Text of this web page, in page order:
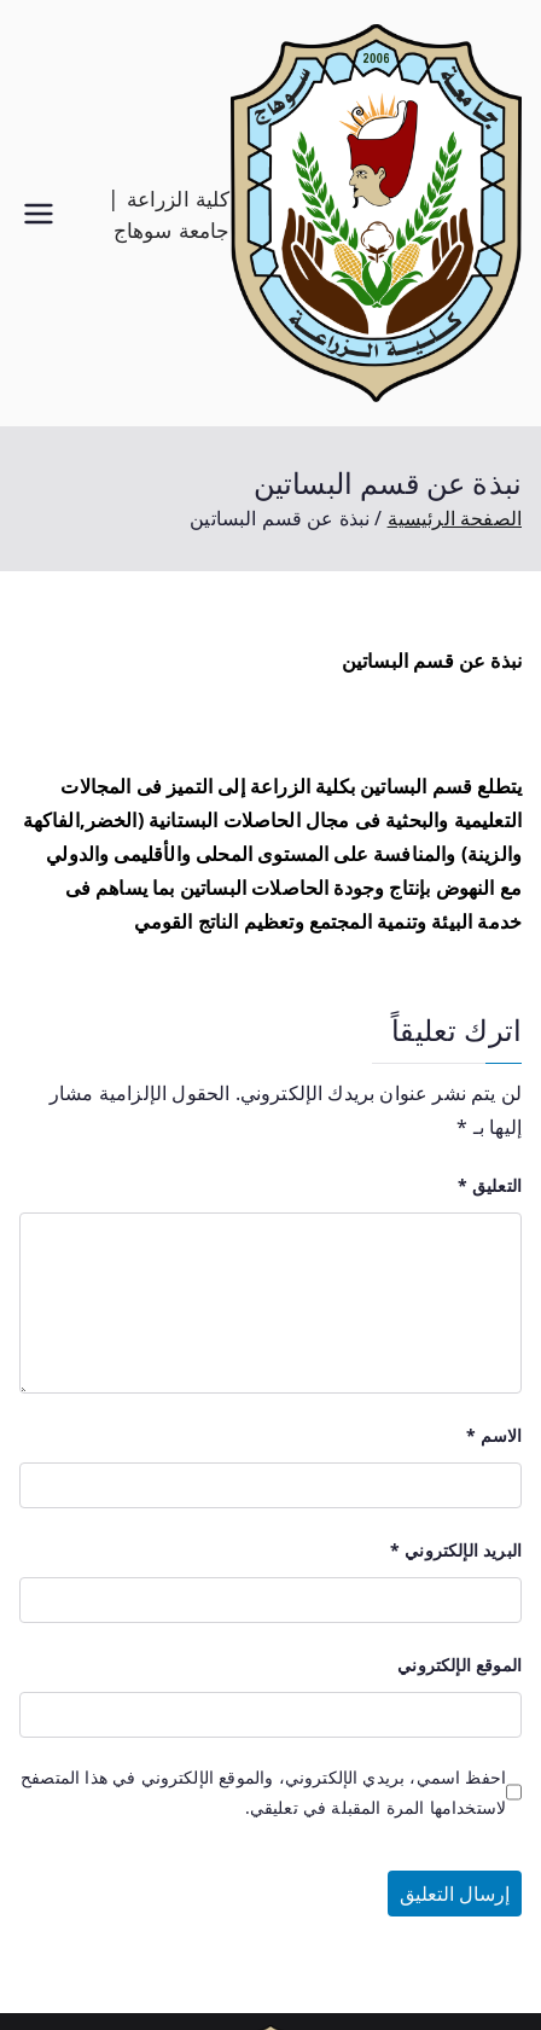
كلية الزراعة |
جامعة سوهاج
نبذة عن قسم البساتين
الصفحة الرئيسية نبذة عن قسم البساتين
نبذة عن قسم البساتين
يتطلع قسم البساتين بكلية الزراعة إلى التميز فى المجالات
التعليمية والبحثية فى مجال الحاصلات البستانية (الخضر,الفاكهة
والزينة) والمنافسة على المستوى المحلى والأقليمى والدولي
مع النهوض بإنتاج وجودة الحاصلات البساتين بما يساهم فى
خدمة البيئة وتنمية المجتمع وتعظيم الناتج القومي
اترك تعليقاً
لن يتم نشر عنوان بريدك الإلكتروني. الحقول الإلزامية مشار
إليها بـ *
التعليق *
الاسم *
البريد الإلكتروني *
الموقع الإلكتروني
احفظ اسمي، بريدي الإلكتروني، والموقع الإلكتروني في هذا المتصفح
لاستخدامها المرة المقبلة في تعليقي.